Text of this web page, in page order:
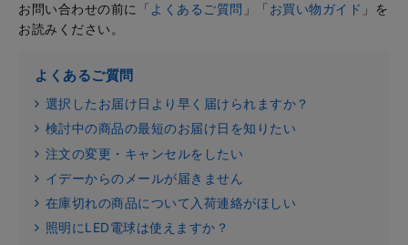
お問い合わせの前に「よくあるご質問 」「お買い物ガイド 」を
お読みください。
よくあるご質問
選択したお届け日より早く届けられますか？
検討中の商品の最短のお届け日を知りたい
注文の変更・キャンセルをしたい
イデーからのメールが届きません
在庫切れの商品について入荷連絡がほしい
照明にLED電球は使えますか？